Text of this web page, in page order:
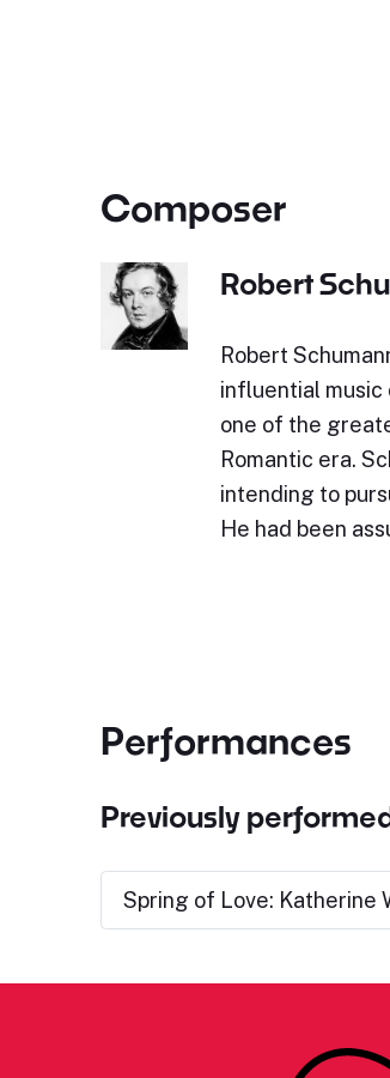
Composer
Robert
Robert
influential
one of the
Romantic era.
intending to
He had been
Performances
Previously
Spring of Love: Katherine